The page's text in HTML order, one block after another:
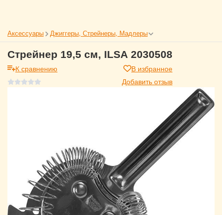
Аксессуары Джиггеры, Стрейнеры, Мадлеры
Стрейнер 19,5 см, ILSA 2030508
К сравнению
В избранное
Добавить отзыв